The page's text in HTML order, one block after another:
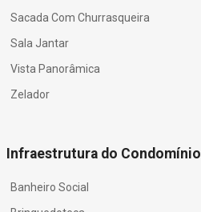
Sacada Com Churrasqueira
Sala Jantar
Vista Panorâmica
Zelador
Infraestrutura do Condomínio
Banheiro Social